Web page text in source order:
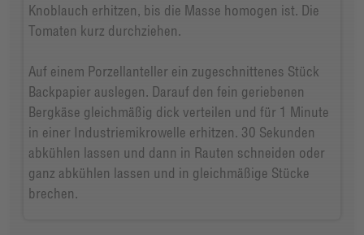
Knoblauch erhitzen, bis die Masse homogen ist. Die
Tomaten kurz durchziehen.
Auf einem Porzellanteller ein zugeschnittenes Stück
Backpapier auslegen. Darauf den fein geriebenen
Bergkäse gleichmäßig dick verteilen und für 1 Minute
in einer Industriemikrowelle erhitzen. 30 Sekunden
abkühlen lassen und dann in Rauten schneiden oder
ganz abkühlen lassen und in gleichmäßige Stücke
brechen.